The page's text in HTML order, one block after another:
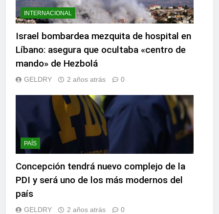
INTERNACIONAL
Israel bombardea mezquita de hospital en
Líbano: asegura que ocultaba «centro de
mando» de Hezbolá
GELDRY 2 años atrás 0
PAÍS
Concepción tendrá nuevo complejo de la
PDI y será uno de los más modernos del
país
GELDRY 2 años atrás 0